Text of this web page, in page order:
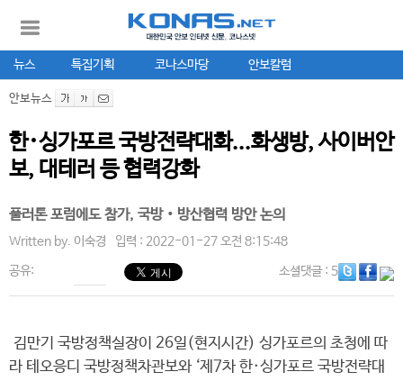
뉴스 특집기획 코나스마당 안보칼럼
안보뉴스
한･싱가포르 국방전략대화...화생방, 사이버안
보, 대테러 등 협력강화
풀러톤 포럼에도 참가, 국방‧방산협력 방안 논의
Written by. 이숙경 입력 : 2022-01-27 오전 8:15:48
공유: 소셜댓글: 5
김만기 국방정책실장이 26일(현지시간) 싱가포르의 초청에 따
라 테오응디 국방정책차관보와 ‘제7차 한·싱가포르 국방전략대